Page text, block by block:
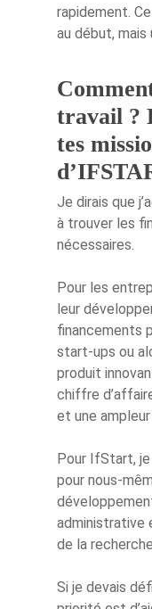
rapidement.
au début,
travail ?
tes
Je dirais que
à trouver les
nécessaires.
Pour les
leur
financements
start-ups ou
produit
chiffre
et une
Pour IfStart,
pour nous-
administrative
de la
Si je devais